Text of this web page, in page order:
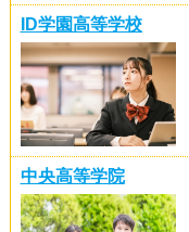
ID学園高等学校
中央高等学院